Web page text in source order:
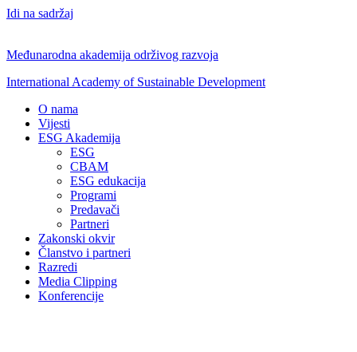
Idi na sadržaj
Međunarodna akademija održivog razvoja
International Academy of Sustainable Development
O nama
Vijesti
ESG Akademija
ESG
CBAM
ESG edukacija
Programi
Predavači
Partneri
Zakonski okvir
Članstvo i partneri
Razredi
Media Clipping
Konferencije